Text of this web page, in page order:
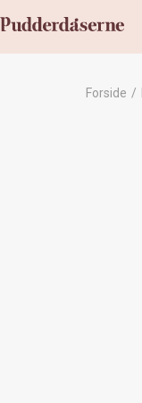
Forside /